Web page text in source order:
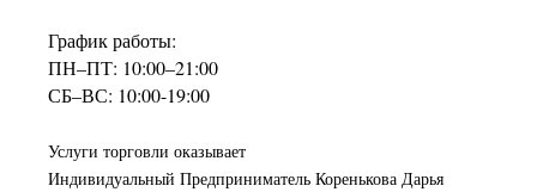
График работы:
ПН–ПТ: 10:00–21:00
СБ–ВС: 10:00-19:00
Услуги торговли оказывает
Индивидуальный Предприниматель Коренькова Дарья